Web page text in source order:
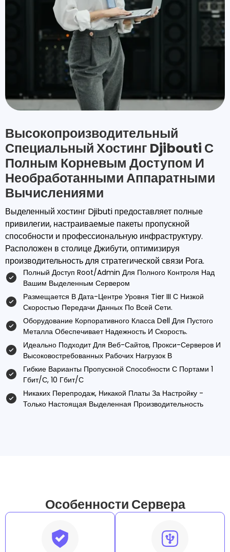
Высокопроизводительный
Специальный Хостинг Djibouti С
Полным Корневым Доступом И
Необработанными Аппаратными
Вычислениями
Выделенный хостинг Djibuti предоставляет полные
привилегии, настраиваемые пакеты пропускной
способности и профессиональную инфраструктуру.
Расположен в столице Джибути, оптимизируя
производительность для стратегической связи Рога.
Полный Доступ Root/admin Для Полного Контроля Над
Вашим Выделенным Сервером
Размещается В Дата-Центре Уровня Tier III С Низкой
Скоростью Передачи Данных По Всей Сети.
Оборудование Корпоративного Класса Dell Для Пустого
Металла Обеспечивает Надежность И Скорость.
Идеально Подходит Для Веб-Сайтов, Прокси-Серверов И
Высоковостребованных Рабочих Нагрузок В
Гибкие Варианты Пропускной Способности С Портами 1
Гбит/с, 10 Гбит/с
Никаких Перепродаж, Никакой Платы За Настройку -
Только Настоящая Выделенная Производительность
Особенности Сервера